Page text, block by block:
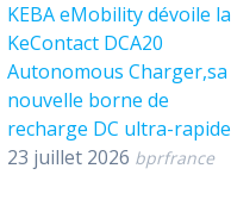
KEBA eMobility dévoile la
KeContact DCA20
Autonomous Charger,sa
nouvelle borne de
recharge DC ultra-rapide
23 juillet 2026 bprfrance